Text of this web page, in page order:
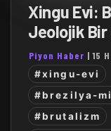
Xingu Evi:
Jeolojik Bir
Piyon Haber |15
#xingu-evi
#brezilya-
#brutalizm